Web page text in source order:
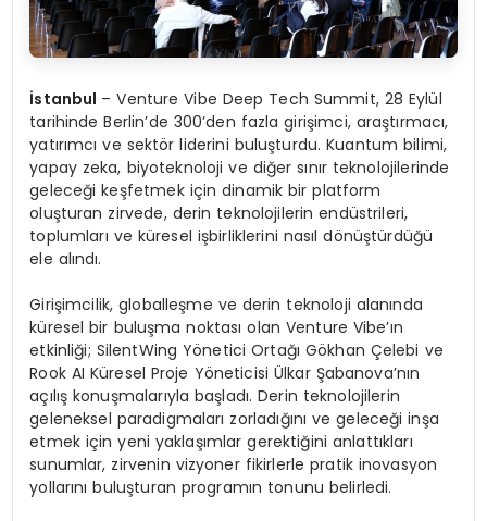
İstanbul – Venture Vibe Deep Tech Summit, 28 Eylül
tarihinde Berlin’de 300’den fazla girişimci, araştırmacı,
yatırımcı ve sektör liderini buluşturdu. Kuantum bilimi,
yapay zeka, biyoteknoloji ve diğer sınır teknolojilerinde
geleceği keşfetmek için dinamik bir platform
oluşturan zirvede, derin teknolojilerin endüstrileri,
toplumları ve küresel işbirliklerini nasıl dönüştürdüğü
ele alındı.
Girişimcilik, globalleşme ve derin teknoloji alanında
küresel bir buluşma noktası olan Venture Vibe’ın
etkinliği; SilentWing Yönetici Ortağı Gökhan Çelebi ve
Rook AI Küresel Proje Yöneticisi Ülkar Şabanova’nın
açılış konuşmalarıyla başladı. Derin teknolojilerin
geleneksel paradigmaları zorladığını ve geleceği inşa
etmek için yeni yaklaşımlar gerektiğini anlattıkları
sunumlar, zirvenin vizyoner fikirlerle pratik inovasyon
yollarını buluşturan programın tonunu belirledi.